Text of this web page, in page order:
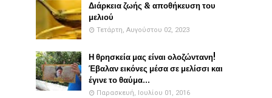
Διάρκεια ζωής & αποθήκευση του
μελιού
Τετάρτη, Αυγούστου 02, 2023
Η θρησκεία μας είναι ολοζώντανη!
Έβαλαν εικόνες μέσα σε μελίσσι και
έγινε το θαύμα...
Παρασκευή, Ιουλίου 01, 2016